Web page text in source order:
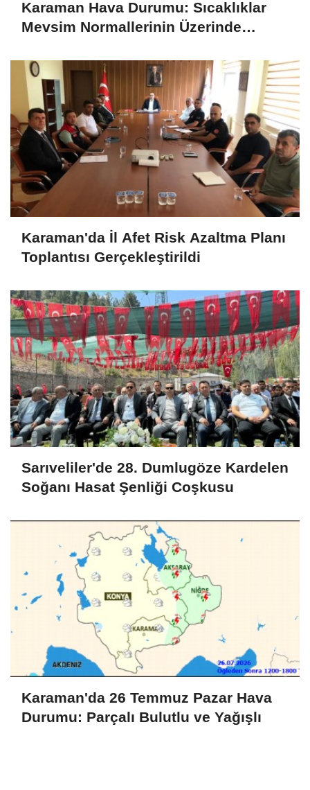
Karaman Hava Durumu: Sıcaklıklar
Mevsim Normallerinin Üzerinde
Karaman'da İl Afet Risk Azaltma Planı
Toplantısı Gerçekleştirildi
Sarıveliler'de 28. Dumlugöze Kardelen
Soğanı Hasat Şenliği Coşkusu
Karaman'da 26 Temmuz Pazar Hava
Durumu: Parçalı Bulutlu ve Yağışlı